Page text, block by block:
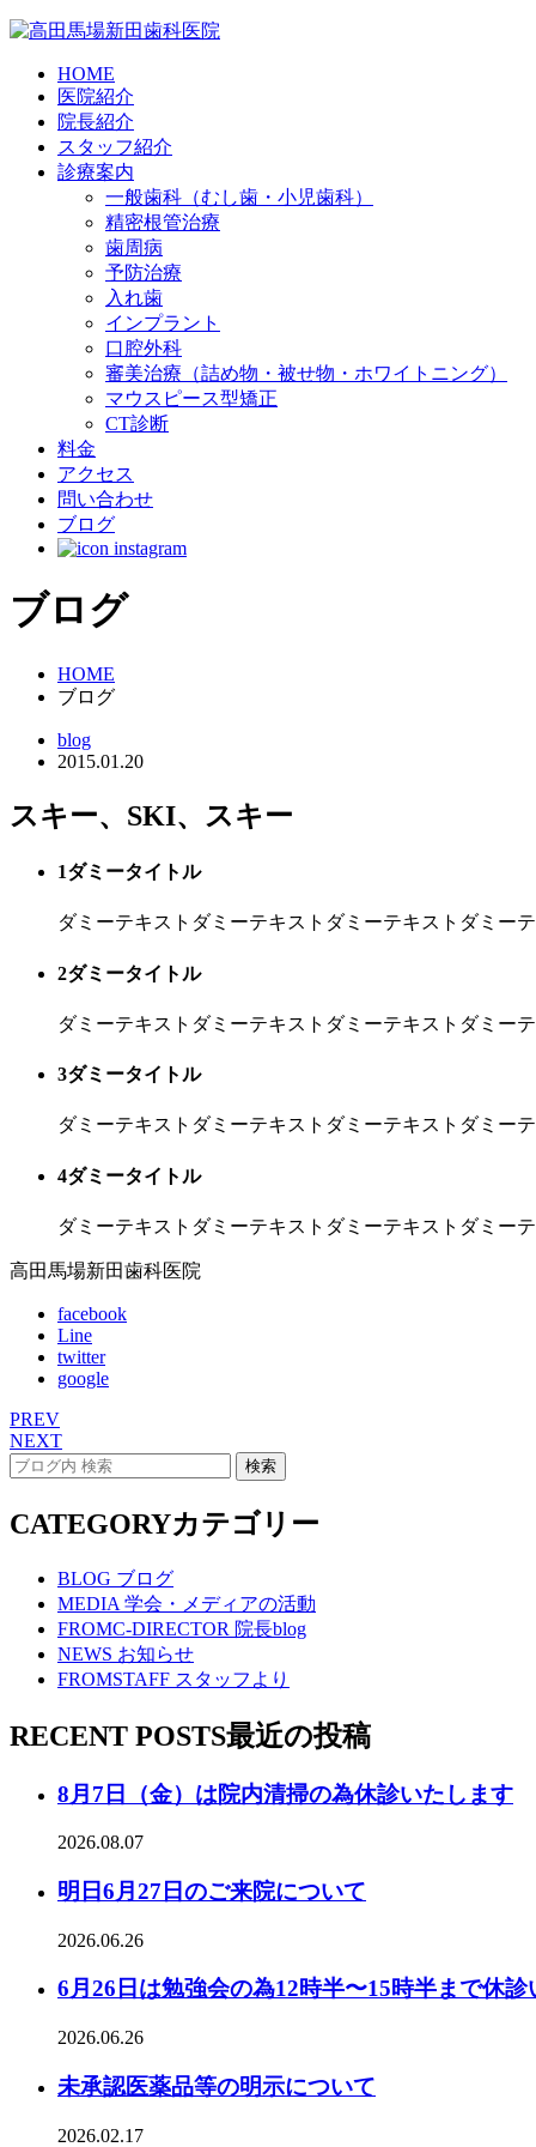
HOME
医院紹介
院長紹介
スタッフ紹介
診療案内
一般歯科（むし歯・小児歯科）
精密根管治療
歯周病
予防治療
入れ歯
インプラント
口腔外科
審美治療（詰め物・被せ物・ホワイトニング）
マウスピース型矯正
CT診断
料金
アクセス
問い合わせ
ブログ
ブログ
HOME
ブログ
blog
2015.01.20
スキー、SKI、スキー
1ダミータイトル
ダミーテキストダミーテキストダミーテキストダミー
2ダミータイトル
ダミーテキストダミーテキストダミーテキストダミー
3ダミータイトル
ダミーテキストダミーテキストダミーテキストダミー
4ダミータイトル
ダミーテキストダミーテキストダミーテキストダミー
高田馬場新田歯科医院
facebook
Line
twitter
google
PREV
NEXT
CATEGORYカテゴリー
BLOG ブログ
MEDIA 学会・メディアの活動
FROMC-DIRECTOR 院長blog
NEWS お知らせ
FROMSTAFF スタッフより
RECENT POSTS最近の投稿
8月7日（金）は院内清掃の為休診いたします
2026.08.07
明日6月27日のご来院について
2026.06.26
6月26日は勉強会の為12時半〜15時半まで休診
2026.06.26
未承認医薬品等の明示について
2026.02.17